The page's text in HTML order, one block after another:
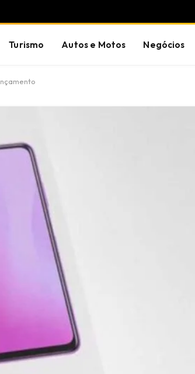
Turismo Autos e Motos Negócios